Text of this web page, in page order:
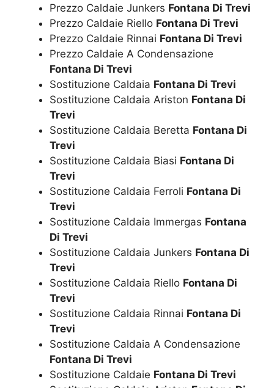
Prezzo Caldaie Junkers Fontana Di Trevi
Prezzo Caldaie Riello Fontana Di Trevi
Prezzo Caldaie Rinnai Fontana Di Trevi
Prezzo Caldaie A Condensazione
Fontana Di Trevi
Sostituzione Caldaia Fontana Di Trevi
Sostituzione Caldaia Ariston Fontana Di
Trevi
Sostituzione Caldaia Beretta Fontana Di
Trevi
Sostituzione Caldaia Biasi Fontana Di
Trevi
Sostituzione Caldaia Ferroli Fontana Di
Trevi
Sostituzione Caldaia Immergas Fontana
Di Trevi
Sostituzione Caldaia Junkers Fontana Di
Trevi
Sostituzione Caldaia Riello Fontana Di
Trevi
Sostituzione Caldaia Rinnai Fontana Di
Trevi
Sostituzione Caldaia A Condensazione
Fontana Di Trevi
Sostituzione Caldaie Fontana Di Trevi